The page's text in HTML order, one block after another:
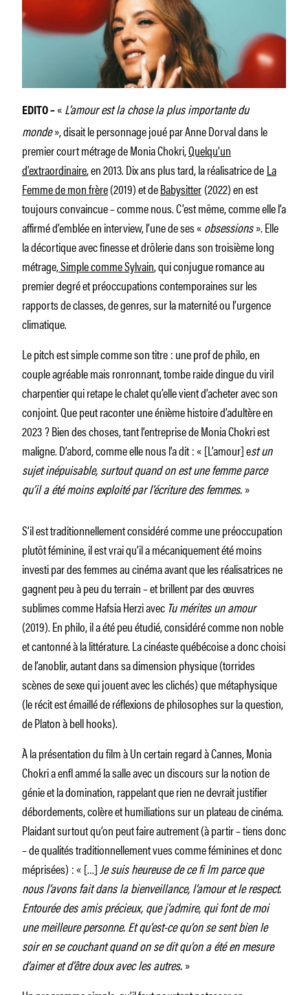
EDITO –«L’amour est la chose la plus importante du
monde», disait le personnage joué par Anne Dorval dans le
premier court métrage de Monia Chokri,Quelqu’un
d’extraordinaire, en 2013. Dix ans plus tard, la réalisatrice deLa
Femme de mon frère(2019) et deBabysitter(2022) en est
toujours convaincue – comme nous. C’est même, comme elle l’a
affirmé d’emblée en interview, l’une de ses «obsessions». Elle
la décortique avec finesse et drôlerie dans son troisième long
métrage,Simple comme Sylvain, qui conjugue romance au
premier degré et préoccupations contemporaines sur les
rapports de classes, de genres, sur la maternité ou l’urgence
climatique.
Le pitch est simple comme son titre : une prof de philo, en
couple agréable mais ronronnant, tombe raide dingue du viril
charpentier qui retape le chalet qu’elle vient d’acheter avec son
conjoint. Que peut raconter une énième histoire d’adultère en
2023 ? Bien des choses, tant l’entreprise de Monia Chokri est
maligne. D’abord, comme elle nous l’a dit : « [L’amour] est un
sujet inépuisable, surtout quand on est une femme parce
qu’il a été moins exploité par l’écriture des femmes.»
S’il est traditionnellement considéré comme une préoccupation
plutôt féminine, il est vrai qu’il a mécaniquement été moins
investi par des femmes au cinéma avant que les réalisatrices ne
gagnent peu à peu du terrain – et brillent par des œuvres
sublimes comme Hafsia Herzi avec Tu mérites un amour
(2019). En philo, il a été peu étudié, considéré comme non noble
et cantonné à la littérature. La cinéaste québécoise a donc choisi
de l’anoblir, autant dans sa dimension physique (torrides
scènes de sexe qui jouent avec les clichés) que métaphysique
(le récit est émaillé de réflexions de philosophes sur la question,
de Platon à bell hooks).
À la présentation du film à Un certain regard à Cannes, Monia
Chokri a enfl ammé la salle avec un discours sur la notion de
génie et la domination, rappelant que rien ne devrait justifier
débordements, colère et humiliations sur un plateau de cinéma.
Plaidant surtout qu’on peut faire autrement (à partir – tiens donc
– de qualités traditionnellement vues comme féminines et donc
méprisées) : « […]Je suis heureuse de ce fi lm parce que
nous l’avons fait dans la bienveillance, l’amour et le respect.
Entourée des amis précieux, que j’admire, qui font de moi
une meilleure personne. Et qu’est-ce qu’on se sent bien le
soir en se couchant quand on se dit qu’on a été en mesure
d’aimer et d’être doux avec les autres.»